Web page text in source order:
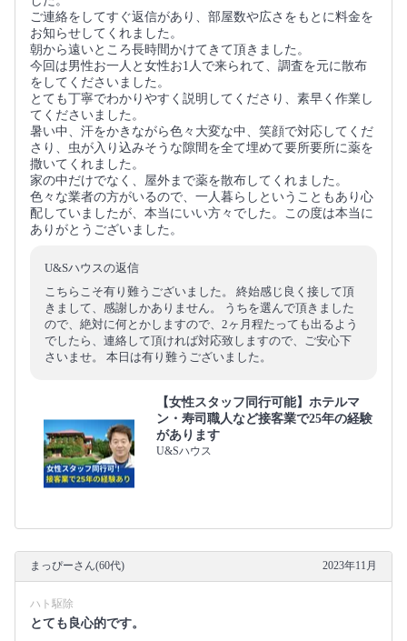
ご連絡をしてすぐ返信があり、部屋数や広さをもとに料金を
お知らせしてくれました。
朝から遠いところ長時間かけてきて頂きました。
今回は男性お一人と女性お1人で来られて、調査を元に散布
をしてくださいました。
とても丁寧でわかりやすく説明してくださり、素早く作業し
てくださいました。
暑い中、汗をかきながら色々大変な中、笑顔で対応してくだ
さり、虫が入り込みそうな隙間を全て埋めて要所要所に薬を
撒いてくれました。
家の中だけでなく、屋外まで薬を散布してくれました。
色々な業者の方がいるので、一人暮らしということもあり心
配していましたが、本当にいい方々でした。この度は本当に
ありがとうございました。
U&Sハウスの返信
こちらこそ有り難うございました。 終始感じ良く接して頂
きまして、感謝しかありません。 うちを選んで頂きました
ので、絶対に何とかしますので、2ヶ月程たっても出るよう
でしたら、連絡して頂ければ対応致しますので、ご安心下
さいませ。 本日は有り難うございました。
【女性スタッフ同行可能】ホテルマ
ン・寿司職人など接客業で25年の経験
があります
U&Sハウス
まっぴーさん(60代) 2023年11月
ハト駆除
とても良心的です。